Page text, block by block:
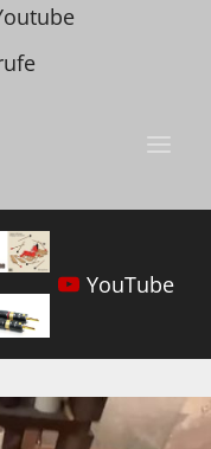
YouTube